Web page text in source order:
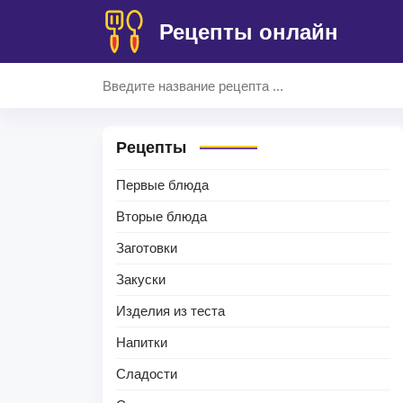
Рецепты онлайн
Рецепты
Первые блюда
Вторые блюда
Заготовки
Закуски
Изделия из теста
Напитки
Сладости